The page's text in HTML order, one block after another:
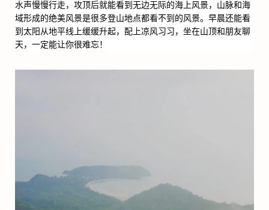
水声慢慢行走，攻顶后就能看到无边无际的海上风景，山脉和海
域形成的绝美风景是很多登山地点都看不到的风景。早晨还能看
到太阳从地平线上缓缓升起，配上凉风习习，坐在山顶和朋友聊
天，一定能让你很难忘！